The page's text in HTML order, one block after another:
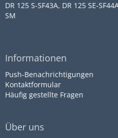
DR 125 S-SF43A, DR 125 SE-
SM
Informationen
Push-Benachrichtigungen
Kontaktformular
Häufig gestellte Fragen
Über uns